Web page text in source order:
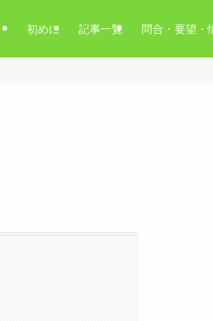
初めに 記事一覧 問合・要望・